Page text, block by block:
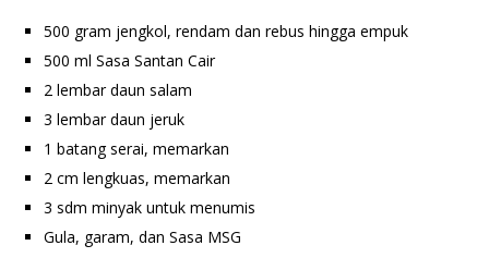
500 gram jengkol, rendam dan rebus hingga empuk
500 ml Sasa Santan Cair
2 lembar daun salam
3 lembar daun jeruk
1 batang serai, memarkan
2 cm lengkuas, memarkan
3 sdm minyak untuk menumis
Gula, garam, dan Sasa MSG